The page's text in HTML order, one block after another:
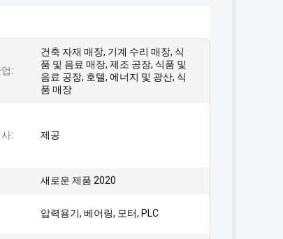
:
건축 자재 매장, 기계 수리 매장, 식
품 및 음료 매장, 제조 공장, 식품 및
음료 공장, 호텔, 에너지 및 광산, 식
품 매장
: 제공
새로운 제품 2020
압력용기, 베어링, 모터, PLC